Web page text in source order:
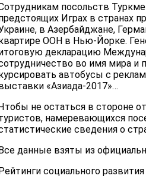
посольств
Играх в странах
в Азербайджане,
ООН в Нью-Йорке.
декларацию
во имя мира и
автобусы с
«Азиада-2017»…
не остаться в стороне
намеревающихся
сведения о
данные взяты из
социального развития